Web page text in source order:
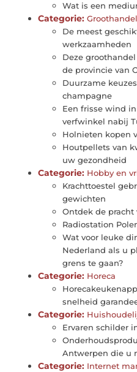
Wat is een
Categorie: Groothandel
De meest
werkzaamheden
Deze
de provincie van
Duurzame
champagne
Een frisse wind
verfwinkel nabij
Holnieten kopen
Houtpellets van
uw gezondheid
Categorie: Hobby en
Krachttoestel
gewichten
Ontdek de
Radiostation
Wat voor leuke
Nederland als u
grens te gaan?
Categorie: Horeca
snelheid
Categorie:
Ervaren schilder
Antwerpen die u
Categorie: Internet